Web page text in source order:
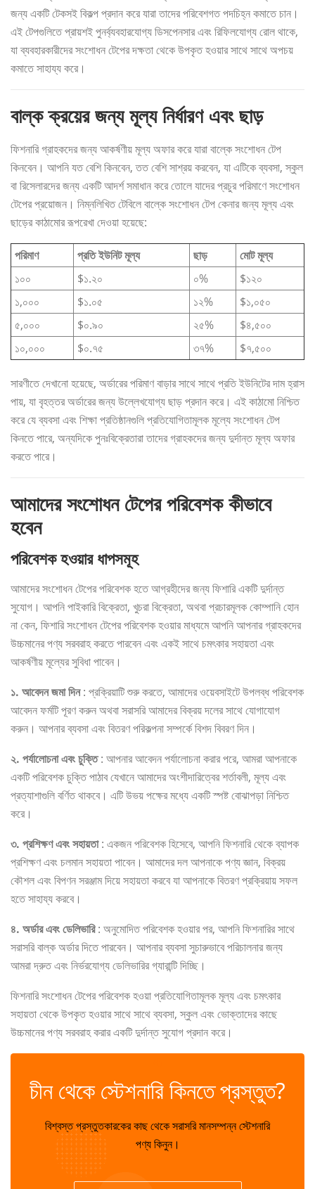
জন্য একটি টেকসই বিকল্প প্রদান করে যারা তাদের পরিবেশগত পদচিহ্ন কমাতে চান।
এই টেপগুলিতে প্রায়শই পুনর্ব্যবহারযোগ্য ডিসপেনসার এবং রিফিলযোগ্য রোল থাকে,
যা ব্যবহারকারীদের সংশোধন টেপের দক্ষতা থেকে উপকৃত হওয়ার সাথে সাথে অপচয়
কমাতে সাহায্য করে।
বাল্ক ক্রয়ের জন্য মূল্য নির্ধারণ এবং ছাড়
ফিশনারি গ্রাহকদের জন্য আকর্ষণীয় মূল্য অফার করে যারা বাল্কে সংশোধন টেপ
কিনবেন। আপনি যত বেশি কিনবেন, তত বেশি সাশ্রয় করবেন, যা এটিকে ব্যবসা, স্কুল
বা রিসেলারদের জন্য একটি আদর্শ সমাধান করে তোলে যাদের প্রচুর পরিমাণে সংশোধন
টেপের প্রয়োজন। নিম্নলিখিত টেবিলে বাল্কে সংশোধন টেপ কেনার জন্য মূল্য এবং
ছাড়ের কাঠামোর রূপরেখা দেওয়া হয়েছে:
পরিমাণ প্রতি ইউনিট মূল্য ছাড়
মোট মূল্য
১০০
$১.২০ ০%
$১২০
১,০০০
$১.০৫ ১২%
$১,০৫০
৫,০০০
$০.৯০ ২৫%
$৪,৫০০
১০,০০০
$০.৭৫ ৩৭% $৭,৫০০
সারণীতে দেখানো হয়েছে, অর্ডারের পরিমাণ বাড়ার সাথে সাথে প্রতি ইউনিটের দাম হ্রাস
পায়, যা বৃহত্তর অর্ডারের জন্য উল্লেখযোগ্য ছাড় প্রদান করে। এই কাঠামো নিশ্চিত
করে যে ব্যবসা এবং শিক্ষা প্রতিষ্ঠানগুলি প্রতিযোগিতামূলক মূল্যে সংশোধন টেপ
কিনতে পারে, অন্যদিকে পুনঃবিক্রেতারা তাদের গ্রাহকদের জন্য দুর্দান্ত মূল্য অফার
করতে পারে।
আমাদের সংশোধন টেপের পরিবেশক কীভাবে
হবেন
পরিবেশক হওয়ার ধাপসমূহ
আমাদের সংশোধন টেপের পরিবেশক হতে আগ্রহীদের জন্য ফিশারি একটি দুর্দান্ত
সুযোগ। আপনি পাইকারি বিক্রেতা, খুচরা বিক্রেতা, অথবা প্রচারমূলক কোম্পানি হোন
না কেন, ফিশারি সংশোধন টেপের পরিবেশক হওয়ার মাধ্যমে আপনি আপনার গ্রাহকদের
উচ্চমানের পণ্য সরবরাহ করতে পারবেন এবং একই সাথে চমৎকার সহায়তা এবং
আকর্ষণীয় মূল্যের সুবিধা পাবেন।
১. আবেদন জমা দিন: প্রক্রিয়াটি শুরু করতে, আমাদের ওয়েবসাইটে উপলব্ধ পরিবেশক
আবেদন ফর্মটি পূরণ করুন অথবা সরাসরি আমাদের বিক্রয় দলের সাথে যোগাযোগ
করুন। আপনার ব্যবসা এবং বিতরণ পরিকল্পনা সম্পর্কে বিশদ বিবরণ দিন।
২. পর্যালোচনা এবং চুক্তি: আপনার আবেদন পর্যালোচনা করার পরে, আমরা আপনাকে
একটি পরিবেশক চুক্তি পাঠাব যেখানে আমাদের অংশীদারিত্বের শর্তাবলী, মূল্য এবং
প্রত্যাশাগুলি বর্ণিত থাকবে। এটি উভয় পক্ষের মধ্যে একটি স্পষ্ট বোঝাপড়া নিশ্চিত
করে।
৩. প্রশিক্ষণ এবং সহায়তা: একজন পরিবেশক হিসেবে, আপনি ফিশনারি থেকে ব্যাপক
প্রশিক্ষণ এবং চলমান সহায়তা পাবেন। আমাদের দল আপনাকে পণ্য জ্ঞান, বিক্রয়
কৌশল এবং বিপণন সরঞ্জাম দিয়ে সহায়তা করবে যা আপনাকে বিতরণ প্রক্রিয়ায় সফল
হতে সাহায্য করবে।
৪. অর্ডার এবং ডেলিভারি: অনুমোদিত পরিবেশক হওয়ার পর, আপনি ফিশনারির সাথে
সরাসরি বাল্ক অর্ডার দিতে পারবেন। আপনার ব্যবসা সুচারুভাবে পরিচালনার জন্য
আমরা দ্রুত এবং নির্ভরযোগ্য ডেলিভারির গ্যারান্টি দিচ্ছি।
ফিশনারি সংশোধন টেপের পরিবেশক হওয়া প্রতিযোগিতামূলক মূল্য এবং চমৎকার
সহায়তা থেকে উপকৃত হওয়ার সাথে সাথে ব্যবসা, স্কুল এবং ভোক্তাদের কাছে
উচ্চমানের পণ্য সরবরাহ করার একটি দুর্দান্ত সুযোগ প্রদান করে।
চীন থেকে স্টেশনারি কিনতে প্রস্তুত?
বিশ্বস্ত প্রস্তুতকারকের কাছ থেকে সরাসরি মানসম্পন্ন স্টেশনারি
পণ্য কিনুন।